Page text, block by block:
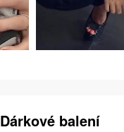
Dárkové balení